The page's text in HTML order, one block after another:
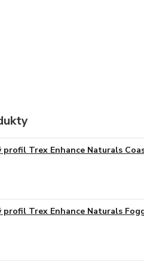
profil Trex Enhance Naturals
profil Trex Enhance Naturals